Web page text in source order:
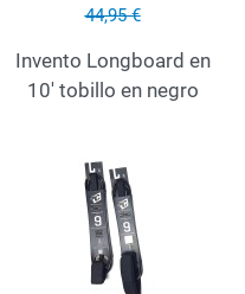
44,95 €
Invento Longboard en
10' tobillo en negro
to Wishlist